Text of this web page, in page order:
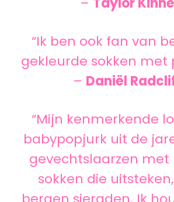
“Ik ben ook fan van
gekleurde sokken met
– Daniël
“Mijn kenmerkende
babypopjurk uit de
gevechtslaarzen met
sokken die